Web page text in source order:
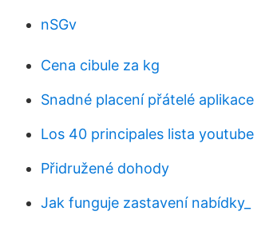
nSGv
Cena cibule za kg
Snadné placení přátelé aplikace
Los 40 principales lista youtube
Přidružené dohody
Jak funguje zastavení nabídky_